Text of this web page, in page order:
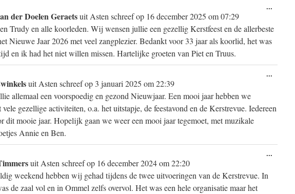
der Doelen Geraetsuit Asten schreef op 16 december 2025 om07:29
Trudy en alle koorleden. Wij wensen jullie een gezellig Kerstfeest en de allerbeste
Nieuwe Jaar 2026 met veel zangplezier. Bedankt voor 33 jaar als koorlid, het was
en ik had het niet willen missen. Hartelijke groeten van Piet en Truus.
...
uit Asten schreef op 3 januari 2025 om22:39
allemaal een voorspoedig en gezond Nieuwjaar. Een mooi jaar hebben we
vele gezellige activiteiten, o.a. het uitstapje, de feestavond en de Kerstrevue. Iedereen
dit mooie jaar. Hopelijk gaan we weer een mooi jaar tegemoet, met muzikale
Annie en Ben.
...
uit Asten schreef op 16 december 2024om22:20
weekend hebben wij gehad tijdens de twee uitvoeringen van de Kerstrevue. In
de zaal vol en in Ommel zelfs overvol. Het was een hele organisatie maar het
...